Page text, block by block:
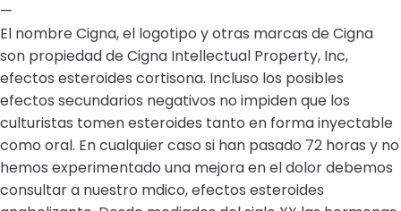
—
El nombre Cigna, el logotipo y otras marcas de Cigna
son propiedad de Cigna Intellectual Property, Inc,
efectos esteroides cortisona. Incluso los posibles
efectos secundarios negativos no impiden que los
culturistas tomen esteroides tanto en forma inyectable
como oral. En cualquier caso si han pasado 72 horas y no
hemos experimentado una mejora en el dolor debemos
consultar a nuestro mdico, efectos esteroides